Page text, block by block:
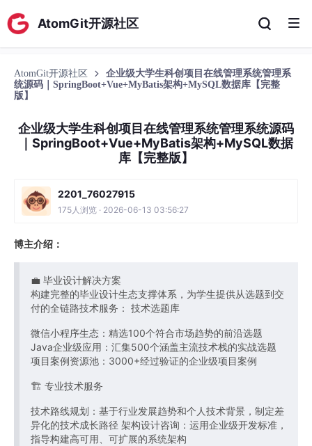
AtomGit开源社区
AtomGit开源社区
企业级大学生科创项目在线管理系统管理系
统源码｜SpringBoot+Vue+MyBatis架构+MySQL数据库【完整
版】
企业级大学生科创项目在线管理系统管理系统源码
｜SpringBoot+Vue+MyBatis架构+MySQL数据
库【完整版】
2201_76027915
175人浏览 · 2026-06-13 03:56:27
博主介绍：
💼 毕业设计解决方案
构建完整的毕业设计生态支撑体系，为学生提供从选题到交
付的全链路技术服务： 技术选题库
微信小程序生态：精选100个符合市场趋势的前沿选题
Java企业级应用：汇集500个涵盖主流技术栈的实战选题
项目案例资源池：3000+经过验证的企业级项目案例
🏗️ 专业技术服务
技术路线规划：基于行业发展趋势和个人技术背景，制定差
异化的技术成长路径 架构设计咨询：运用企业级开发标准，
指导构建高可用、可扩展的系统架构